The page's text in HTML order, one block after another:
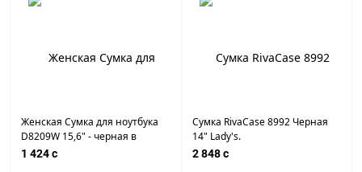
Женская Сумка для ноутбука
D8209W 15,6" - черная в
горошек
1 424 c
Сумка RivaCase 8992 Черная
14" Lady's.
Водоотталкивающая ЭКО
2 848 c